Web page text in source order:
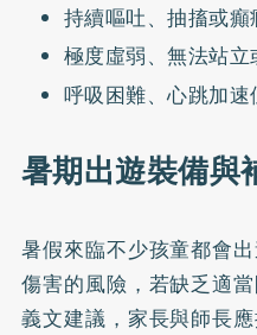
持續嘔吐、抽搐或癲
極度虛弱、無法站立
呼吸困難、心跳加速
暑期出遊裝備與
暑假來臨不少孩童都會
傷害的風險，若缺乏適
義文建議，家長與師長